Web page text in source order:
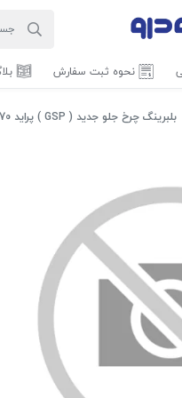
نحوه ثبت سفارش
بلبرینگ چرخ جلو جدید ( GSP ) پراید 1407070 اماتا صمد